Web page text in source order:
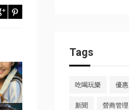
Tags
吃喝玩樂 優惠
新聞 營商管理